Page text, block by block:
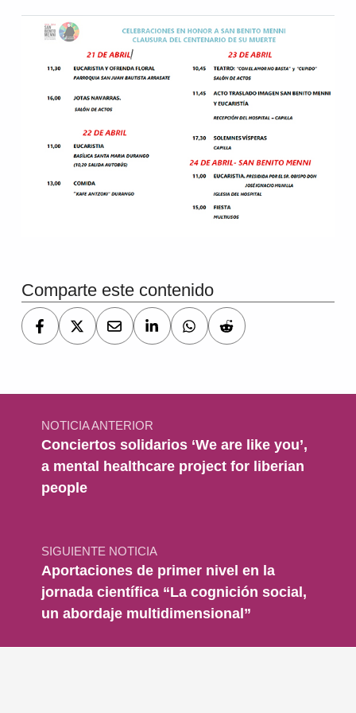
Comparte este contenido
Navegación de entradas
NOTICIA ANTERIOR
Conciertos solidarios ‘We are like you’,
a mental healthcare project for liberian
people
SIGUIENTE NOTICIA
Aportaciones de primer nivel en la
jornada científica “La cognición social,
un abordaje multidimensional”